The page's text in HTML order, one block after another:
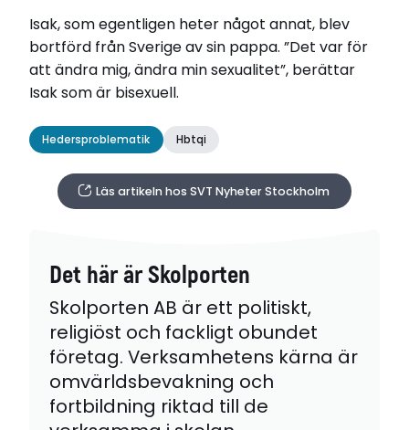
Isak, som egentligen heter något annat, blev
bortförd från Sverige av sin pappa. ”Det var för
att ändra mig, ändra min sexualitet”, berättar
Isak som är bisexuell.
Hedersproblematik Hbtqi
Läs artikeln hos SVT Nyheter Stockholm
Det här är Skolporten
Skolporten AB är ett politiskt,
religiöst och fackligt obundet
företag. Verksamhetens kärna är
omvärldsbevakning och
fortbildning riktad till de